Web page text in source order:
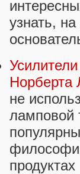
узнать,
Норберта
не
ламповой